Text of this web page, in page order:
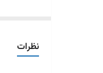
نظرات